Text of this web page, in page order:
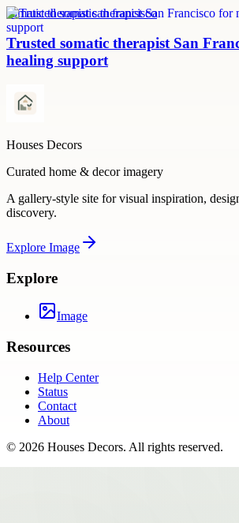
somatic therapist san francisco
Trusted somatic therapist San
healing support
Houses Decors
Curated home & decor imagery
A gallery-style site for visual inspiration,
discovery.
Explore Image
Explore
Image
Resources
Help Center
Status
Contact
About
© 2026 Houses Decors. All rights reserved.